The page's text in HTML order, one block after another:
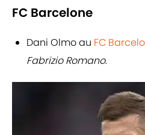
FC Barcelone
Dani Olmo au FC
Fabrizio Romano.